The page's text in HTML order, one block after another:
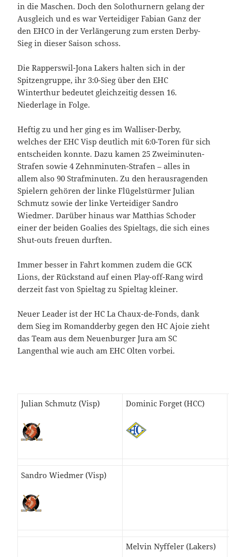
in die Maschen. Doch den Solothurnern gelang der
Ausgleich und es war Verteidiger Fabian Ganz der
den EHCO in der Verlängerung zum ersten Derby-
Sieg in dieser Saison schoss.
Die Rapperswil-Jona Lakers halten sich in der
Spitzengruppe, ihr 3:0-Sieg über den EHC
Winterthur bedeutet gleichzeitig dessen 16.
Niederlage in Folge.
Heftig zu und her ging es im Walliser-Derby,
welches der EHC Visp deutlich mit 6:0-Toren für sich
entscheiden konnte. Dazu kamen 25 Zweiminuten-
Strafen sowie 4 Zehnminuten-Strafen – alles in
allem also 90 Strafminuten. Zu den herausragenden
Spielern gehören der linke Flügelstürmer Julian
Schmutz sowie der linke Verteidiger Sandro
Wiedmer. Darüber hinaus war Matthias Schoder
einer der beiden Goalies des Spieltags, die sich eines
Shut-outs freuen durften.
Immer besser in Fahrt kommen zudem die GCK
Lions, der Rückstand auf einen Play-off-Rang wird
derzeit fast von Spieltag zu Spieltag kleiner.
Neuer Leader ist der HC La Chaux-de-Fonds, dank
dem Sieg im Romandderby gegen den HC Ajoie zieht
das Team aus dem Neuenburger Jura am SC
Langenthal wie auch am EHC Olten vorbei.
Julian Schmutz (Visp) Dominic Forget (HCC)
Sandro Wiedmer (Visp)
Melvin Nyffeler (Lakers)